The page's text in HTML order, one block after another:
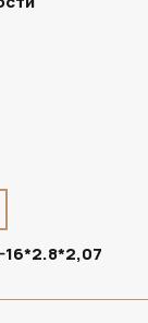
16*2.8*2,07